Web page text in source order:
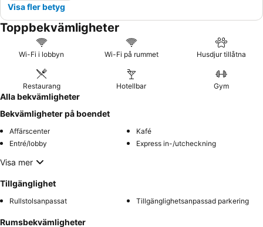
Visa fler betyg
Toppbekvämligheter
Wi-Fi i lobbyn Wi-Fi på rummet Husdjur tillåtna
Restaurang Hotellbar Gym
Alla bekvämligheter
Bekvämligheter på boendet
Affärscenter
Kafé
Entré/lobby
Express in-/utcheckning
Visa mer
Tillgänglighet
Rullstolsanpassat Tillgänglighetsanpassad parkering
Rumsbekvämligheter